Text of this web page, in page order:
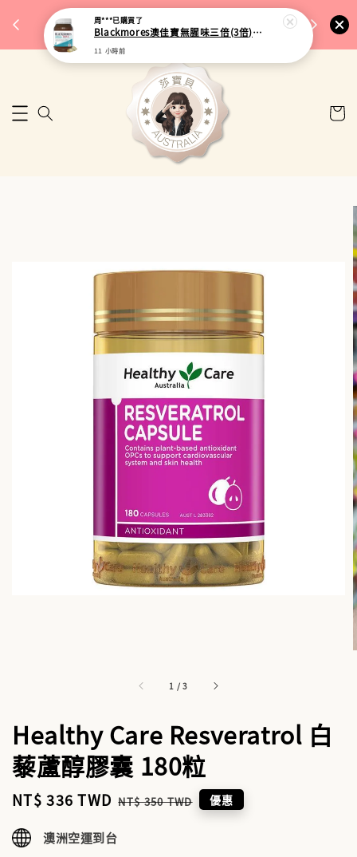
🎉 77購物節｜保健品滿額最低 91 折
來去逛逛
🚚 台
1 /3
Healthy Care Resveratrol 白
藜蘆醇膠囊 180粒
Sale
NT$ 336 TWD Regular
NT$ 350 TWD 優惠
澳洲空運到台
周***已購買了
Blackmores澳佳寶無腥味三倍(3倍)濃縮加強型深海魚油 150粒
11 小時前